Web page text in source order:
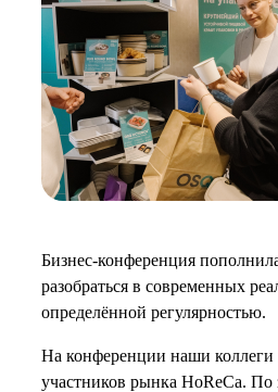
Бизнес-конференция
разобраться в современных
определённой регулярностью.
На конференции наши коллеги
участников рынка HoReCa.